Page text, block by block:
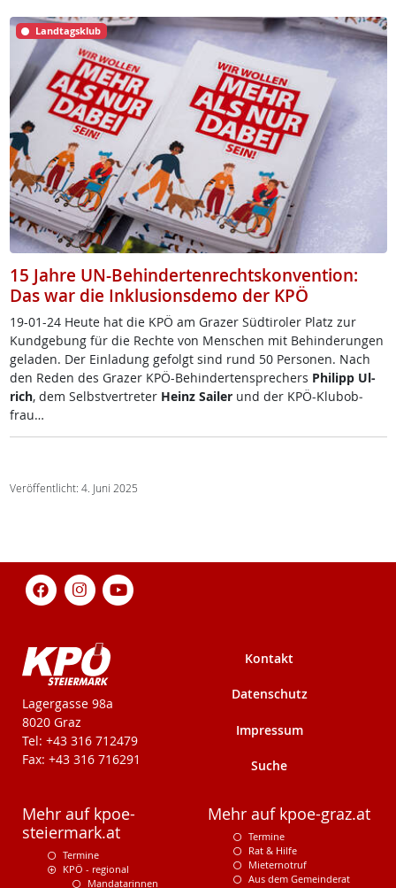
Landtagsklub
15 Jahre UN-Behindertenrechtskonvention:
Das war die Inklusionsdemo der KPÖ
19-01-24 Heu­te hat die KPÖ am Gra­zer Süd­t­i­ro­ler Platz zur
Kund­ge­bung für die Rech­te von Men­schen mit Be­hin­de­run­gen
ge­la­den. Der Ein­la­dung ge­folgt sind rund 50 Per­so­nen. Nach
den Re­den des Gra­zer KPÖ-Be­hin­der­ten­sp­re­chers Phi­l­ipp Ul­
rich, dem Selbst­ver­t­re­ter Heinz Sai­lerund der KPÖ-Klu­b­ob­
frau…
Veröffentlicht: 4. Juni 2025
KPÖ-Steiermark
Lagergasse 98a
8020 Graz
Tel: +43 316 712479
Fax: +43 316 716291
Kontakt
Datenschutz
Impressum
Suche
Mehr auf kpoe-
steiermark.at
Termine
KPÖ - regional
Mandatarinnen
Mehr auf kpoe-graz.at
Termine
Rat & Hilfe
Mieternotruf
Aus dem Gemeinderat